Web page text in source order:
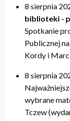
8 sierpnia
biblioteki -
Spotkanie
Publicznej
Kordy i
8 sierpnia
wybrane
Tczew